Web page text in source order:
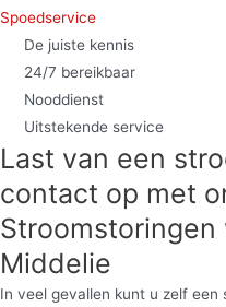
Spoedservice
De juiste kennis
24/7 bereikbaar
Nooddienst
Uitstekende service
Last van een
contact op met
Stroomstoringen
Middelie
In veel gevallen kunt u zelf